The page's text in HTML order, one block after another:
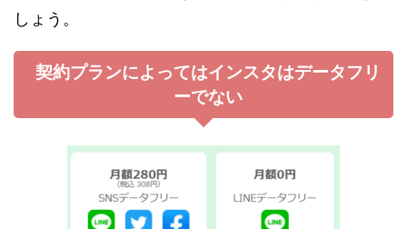
しょう。
契約プランによってはインスタはデータフリ
ーでない